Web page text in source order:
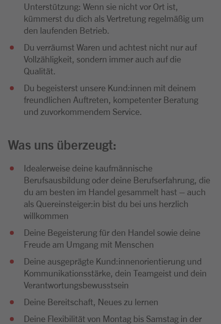
Unterstützung: Wenn sie nicht vor Ort ist,
kümmerst du dich als Vertretung regelmäßig um
den laufenden Betrieb.
Du verräumst Waren und achtest nicht nur auf
Vollzähligkeit, sondern immer auch auf die
Qualität.
Du begeisterst unsere Kund:innen mit deinem
freundlichen Auftreten, kompetenter Beratung
und zuvorkommendem Service.
Was uns überzeugt:
Idealerweise deine kaufmännische
Berufsausbildung oder deine Berufserfahrung, die
du am besten im Handel gesammelt hast – auch
als Quereinsteiger:in bist du bei uns herzlich
willkommen
Deine Begeisterung für den Handel sowie deine
Freude am Umgang mit Menschen
Deine ausgeprägte Kund:innenorientierung und
Kommunikationsstärke, dein Teamgeist und dein
Verantwortungsbewusstsein
Deine Bereitschaft, Neues zu lernen
Deine Flexibilität von Montag bis Samstag in der